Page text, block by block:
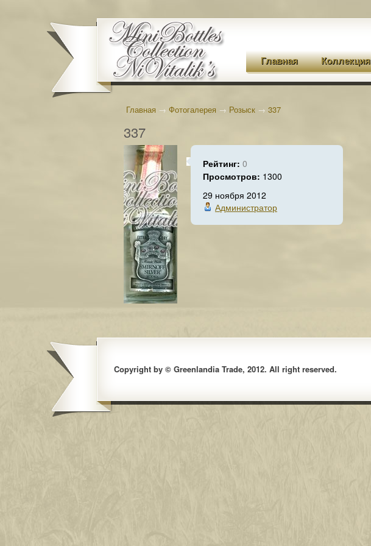
Главная Коллекция
Главная → Фотогалерея → Розыск → 337
337
Рейтинг: 0
Просмотров: 1300
29 ноября 2012
Администратор
Copyright by © Greenlandia Trade, 2012. All right reserved.